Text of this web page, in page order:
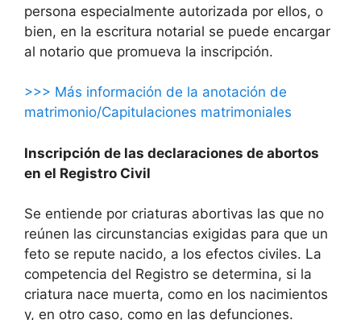
persona especialmente autorizada por ellos, o
bien, en la escritura notarial se puede encargar
al notario que promueva la inscripción.
>>> Más información de la anotación de
matrimonio/Capitulaciones matrimoniales
Inscripción de las declaraciones de abortos
en el Registro Civil
Se entiende por criaturas abortivas las que no
reúnen las circunstancias exigidas para que un
feto se repute nacido, a los efectos civiles. La
competencia del Registro se determina, si la
criatura nace muerta, como en los nacimientos
y, en otro caso, como en las defunciones.